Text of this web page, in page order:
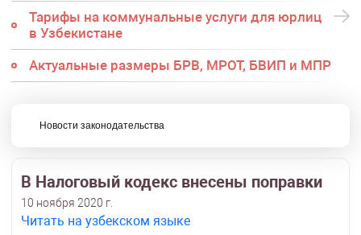
Тарифы на коммунальные услуги для юрлиц
в Узбекистане
Актуальные размеры БРВ, МРОТ, БВИП и МПР
Новости законодательства
В Налоговый кодекс внесены поправки
10 ноября 2020 г.
Читать на узбекском языке